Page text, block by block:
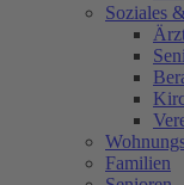
Soziales
Familien